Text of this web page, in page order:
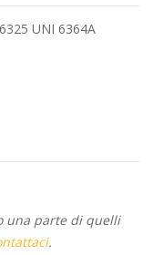
UNI 6364A
una parte di quelli
.